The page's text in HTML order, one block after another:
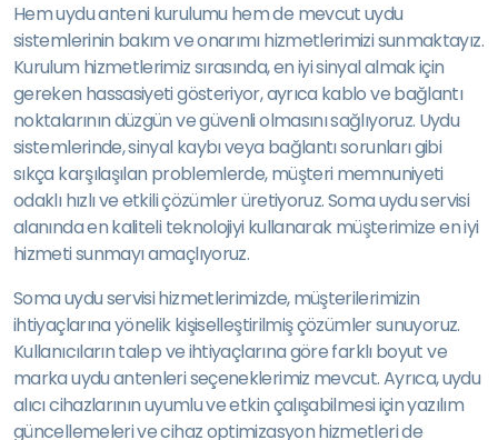
Hem uydu anteni kurulumu hem de mevcut uydu
sistemlerinin bakım ve onarımı hizmetlerimizi sunmaktayız.
Kurulum hizmetlerimiz sırasında, en iyi sinyal almak için
gereken hassasiyeti gösteriyor, ayrıca kablo ve bağlantı
noktalarının düzgün ve güvenli olmasını sağlıyoruz. Uydu
sistemlerinde, sinyal kaybı veya bağlantı sorunları gibi
sıkça karşılaşılan problemlerde, müşteri memnuniyeti
odaklı hızlı ve etkili çözümler üretiyoruz. Soma uydu servisi
alanında en kaliteli teknolojiyi kullanarak müşterimize en iyi
hizmeti sunmayı amaçlıyoruz.
Soma uydu servisi hizmetlerimizde, müşterilerimizin
ihtiyaçlarına yönelik kişiselleştirilmiş çözümler sunuyoruz.
Kullanıcıların talep ve ihtiyaçlarına göre farklı boyut ve
marka uydu antenleri seçeneklerimiz mevcut. Ayrıca, uydu
alıcı cihazlarının uyumlu ve etkin çalışabilmesi için yazılım
güncellemeleri ve cihaz optimizasyon hizmetleri de